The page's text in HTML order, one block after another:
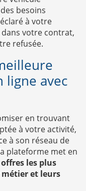
besoins
à votre
votre contrat,
refusée.
ligne avec
en trouvant
à votre activité,
à son réseau de
plateforme met en
offres les plus
et leurs